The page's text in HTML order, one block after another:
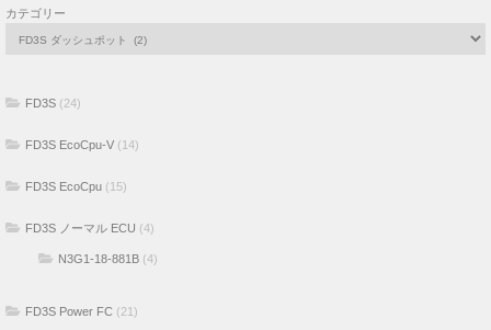
カテゴリー
FD3S (24)
FD3S EcoCpu-V (14)
FD3S EcoCpu (15)
FD3S ノーマル ECU (4)
N3G1-18-881B (4)
FD3S Power FC (21)